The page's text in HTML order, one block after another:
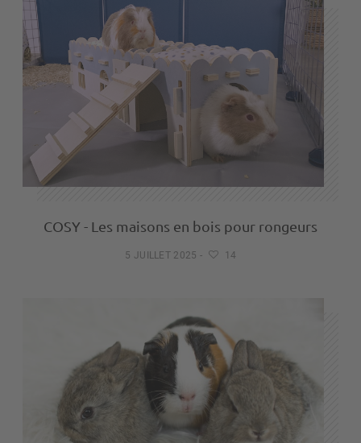
COSY - Les maisons en bois pour rongeurs
5 JUILLET 2025 - 14